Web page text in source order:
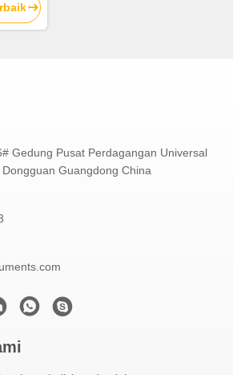
Gedung Pusat Perdagangan Universal
Guangdong China